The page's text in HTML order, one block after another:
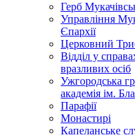
Герб
Управління
Єпархії
Церковний
Відділ у
вразливих осіб
Ужгородська
академія ім.
Парафії
Монастирі
Капеланське